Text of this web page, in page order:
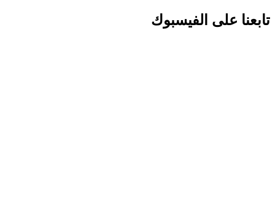
تابعنا على الفيسبوك